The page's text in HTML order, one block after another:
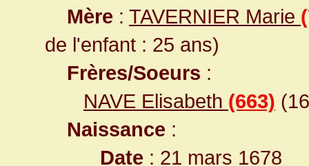
Mère : TAVERNIER Marie
de l'enfant : 25 ans)
Frères/Soeurs :
NAVE Elisabeth (663)
Naissance :
Date : 21 mars 1678